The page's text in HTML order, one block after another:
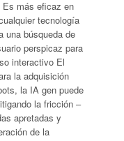
Es más eficaz en
tecnología
una búsqueda de
perspicaz para
interactivo El
la adquisición
la IA gen puede
la fricción –
apretadas y
de la